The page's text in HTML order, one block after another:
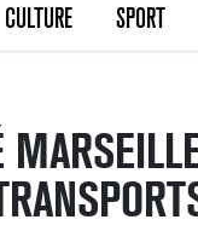
CULTURE SPORT